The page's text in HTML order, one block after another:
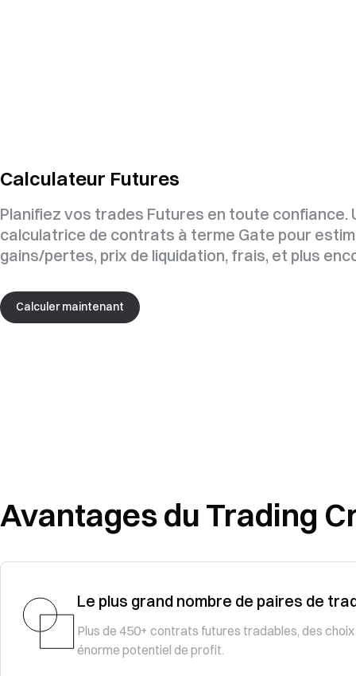
Calculateur Futures
Planifiez vos trades Futures en toute confiance.
calculatrice de contrats à terme Gate pour
gains/pertes, prix de liquidation, frais, et plus
Calculer maintenant
Avantages du Trading
Le plus grand nombre de paires de
Plus de 450+ contrats futures tradables, des choix
énorme potentiel de profit.